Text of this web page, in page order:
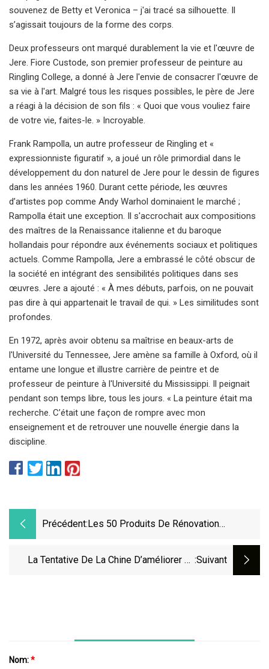
souvenez de Betty et Veronica – j'ai tracé sa silhouette. Il
s’agissait toujours de la forme des corps.
Deux professeurs ont marqué durablement la vie et l'œuvre de
Jere. Fiore Custode, son premier professeur de peinture au
Ringling College, a donné à Jere l'envie de consacrer l'œuvre de
sa vie à l'art. Malgré tous les risques possibles, le père de Jere
a réagi à la décision de son fils : « Quoi que vous vouliez faire
de votre vie, faites-le. » Incroyable.
Frank Rampolla, un autre professeur de Ringling et «
expressionniste figuratif », a joué un rôle primordial dans le
développement du don naturel de Jere pour le dessin de figures
dans les années 1960. Durant cette période, les œuvres
d’artistes pop comme Andy Warhol dominaient le marché ;
Rampolla était une exception. Il s'accrochait aux compositions
des maîtres de la Renaissance italienne et du baroque
hollandais pour répondre aux événements sociaux et politiques
actuels. Comme Rampolla, Jere a embrassé le côté obscur de
la société en intégrant des sensibilités politiques dans ses
œuvres. Jere a ajouté : « À mes débuts, parfois, on ne pouvait
pas dire à qui appartenait le travail de qui. » Les similitudes sont
profondes.
En 1972, après avoir obtenu sa maîtrise en beaux-arts de
l'Université du Tennessee, Jere amène sa famille à Oxford, où il
entame une longue et illustre carrière de peintre et de
professeur de peinture à l'Université du Mississippi. Il peignait
pendant son temps libre, tous les jours. « La peinture était ma
recherche. C’était une façon de rompre avec mon
enseignement et de retrouver une nouvelle énergie dans la
discipline.
Précédent: Les 50 Produits De Rénovation
Moins De 35 $ Sur Amazon
La Tentative De La Chine D’améliorer La :suivant
Nom:*